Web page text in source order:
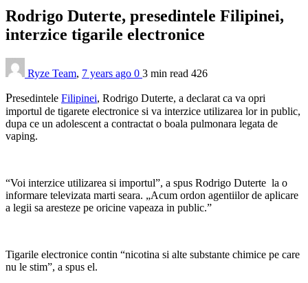
Rodrigo Duterte, presedintele Filipinei,
interzice tigarile electronice
Ryze Team, 7 years ago 0 3 min read 426
Presedintele Filipinei, Rodrigo Duterte, a declarat ca va opri
importul de tigarete electronice si va interzice utilizarea lor in public,
dupa ce un adolescent a contractat o boala pulmonara legata de
vaping.
“Voi interzice utilizarea si importul”, a spus Rodrigo Duterte la o
informare televizata marti seara. „Acum ordon agentiilor de aplicare
a legii sa aresteze pe oricine vapeaza in public.”
Tigarile electronice contin “nicotina si alte substante chimice pe care
nu le stim”, a spus el.